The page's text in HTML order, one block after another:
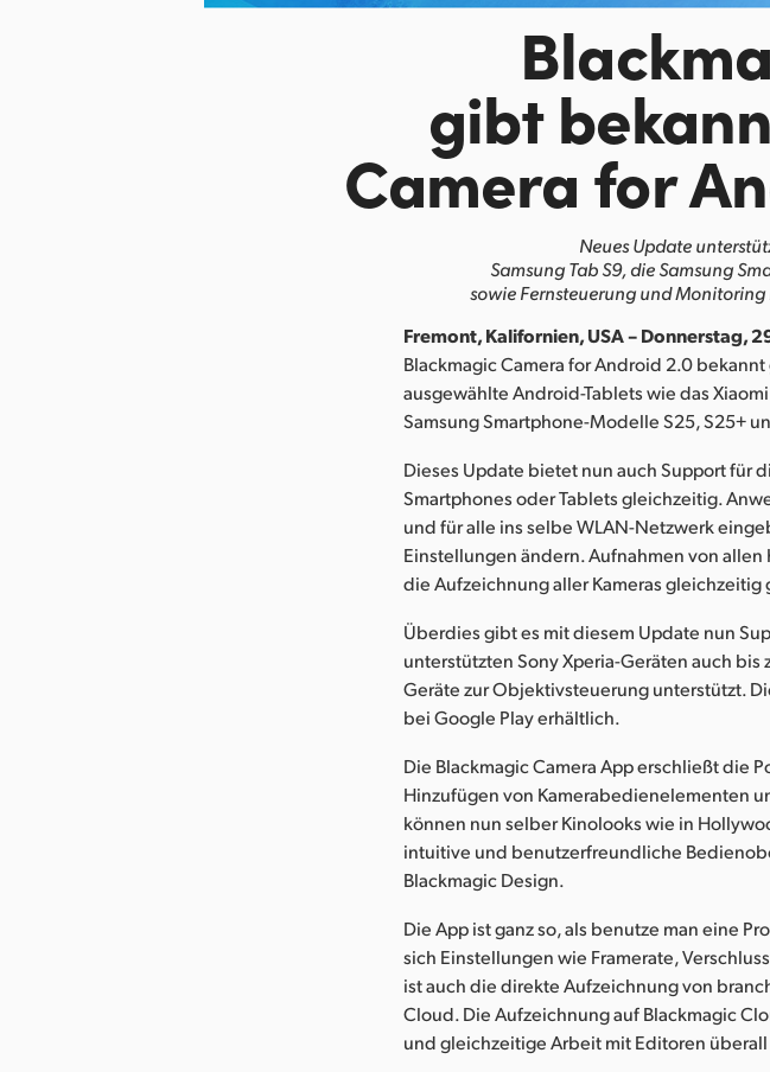
gibt
Camera for
Neues Update
Samsung Tab S9, die Samsung
sowie Fernsteuerung und
Fremont, Kalifornien, USA – Donnerstag,
Blackmagic Camera for Android 2.0
ausgewählte Android-Tablets wie das
Samsung Smartphone-Modelle S25, S25+
Dieses Update bietet nun auch Support für
Smartphones oder Tablets gleichzeitig.
und für alle ins selbe WLAN-Netzwerk
Einstellungen ändern. Aufnahmen von
die Aufzeichnung aller Kameras
Überdies gibt es mit diesem Update nun
unterstützten Sony Xperia-Geräten auch
Geräte zur Objektivsteuerung unterstützt.
bei Google Play erhältlich.
Die Blackmagic Camera App erschließt die
Hinzufügen von Kamerabedienelementen
können nun selber Kinolooks wie in
intuitive und benutzerfreundliche
Blackmagic Design.
Die App ist ganz so, als benutze man eine
sich Einstellungen wie Framerate,
ist auch die direkte Aufzeichnung von
Cloud. Die Aufzeichnung auf Blackmagic
und gleichzeitige Arbeit mit Editoren